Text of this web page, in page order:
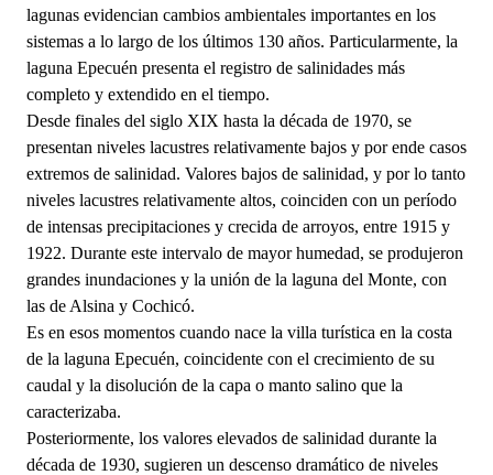
lagunas evidencian cambios ambientales importantes en los
sistemas a lo largo de los últimos 130 años. Particularmente, la
laguna Epecuén presenta el registro de salinidades más
completo y extendido en el tiempo.
Desde finales del siglo XIX hasta la década de 1970, se
presentan niveles lacustres relativamente bajos y por ende casos
extremos de salinidad. Valores bajos de salinidad, y por lo tanto
niveles lacustres relativamente altos, coinciden con un período
de intensas precipitaciones y crecida de arroyos, entre 1915 y
1922. Durante este intervalo de mayor humedad, se produjeron
grandes inundaciones y la unión de la laguna del Monte, con
las de Alsina y Cochicó.
Es en esos momentos cuando nace la villa turística en la costa
de la laguna Epecuén, coincidente con el crecimiento de su
caudal y la disolución de la capa o manto salino que la
caracterizaba.
Posteriormente, los valores elevados de salinidad durante la
década de 1930, sugieren un descenso dramático de niveles